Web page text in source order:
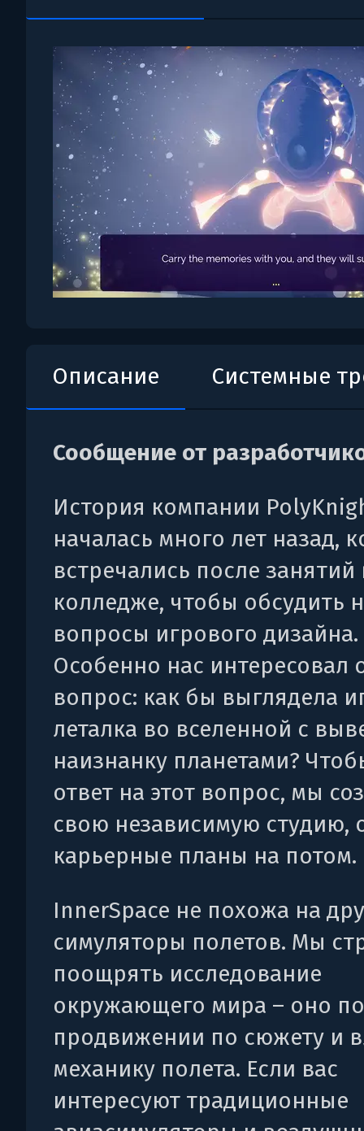
Описание Системные
Сообщение от
История компании
началась много лет назад,
встречались после занятий
колледже, чтобы обсудить
вопросы игрового дизайна.
Особенно нас интересовал
вопрос: как бы выглядела
леталка во вселенной с
наизнанку планетами?
ответ на этот вопрос, мы
свою независимую студию,
карьерные планы на потом.
InnerSpace не похожа на
симуляторы полетов. Мы
поощрять исследование
окружающего мира – оно
продвижении по сюжету и
механику полета. Если вас
интересуют традиционные